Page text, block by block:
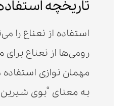
تاریخچه
استفاده از نعناع را
رومی‌ها از نعناع
به معنای “بوی